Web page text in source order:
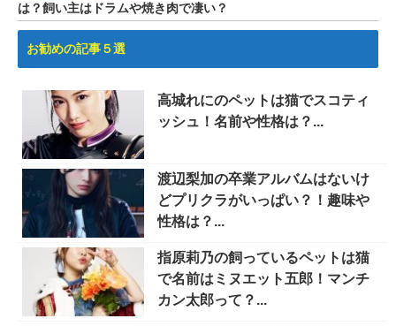
は？飼い主はドラムや焼き肉で凄い？
お勧めの記事５選
高城れにのペットは猫でスコティ
ッシュ！名前や性格は？...
渡辺梨加の卒業アルバムはないけ
どプリクラがいっぱい？！趣味や
性格は？...
指原莉乃の飼っているペットは猫
で名前はミヌエット五郎！マンチ
カン太郎って？...